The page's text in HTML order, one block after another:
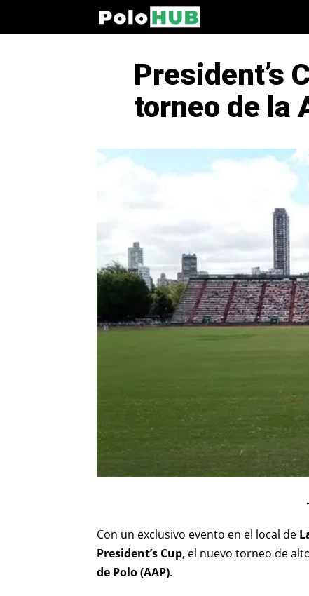
President’s
torneo de la
Con un exclusivo evento en el local de
President’s Cup, el nuevo torneo de
de Polo (AAP).